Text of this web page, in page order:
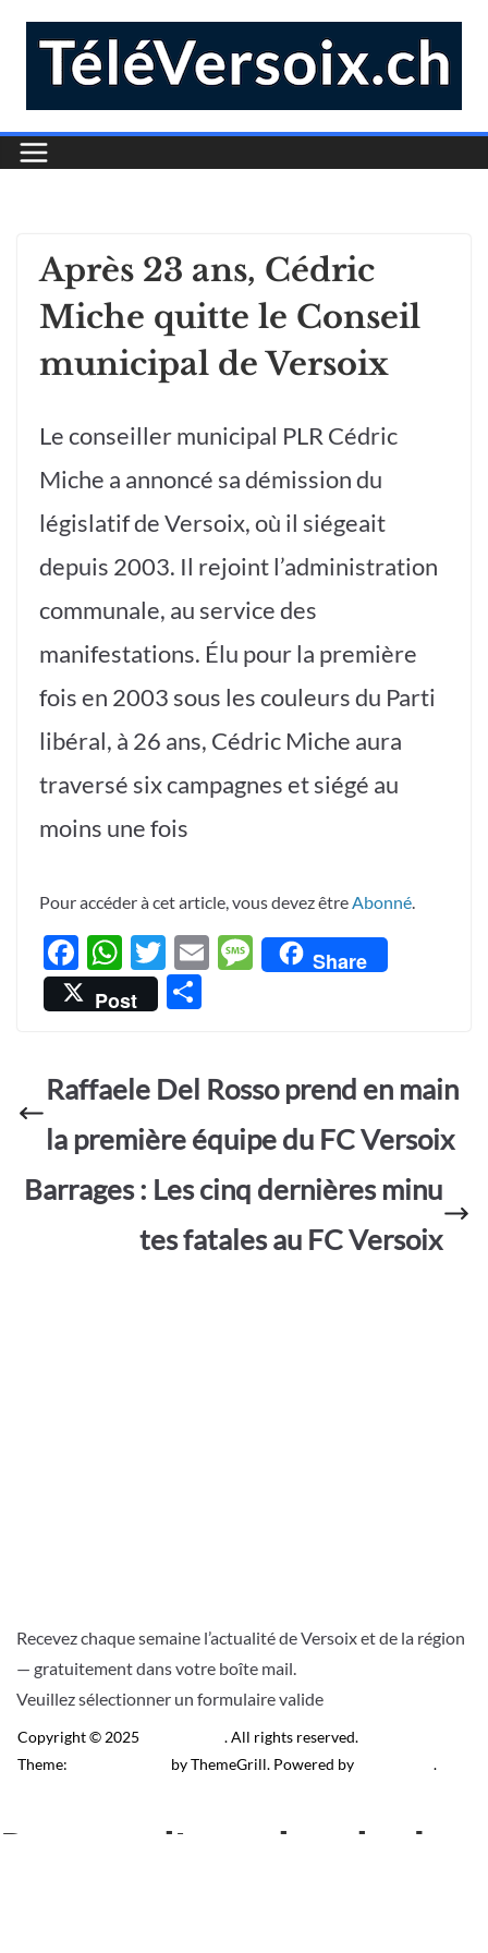
Après 23 ans, Cédric
Miche quitte le Conseil
municipal de Versoix
Le conseiller municipal PLR Cédric
Miche a annoncé sa démission du
législatif de Versoix, où il siégeait
depuis 2003. Il rejoint l’administration
communale, au service des
manifestations. Élu pour la première
fois en 2003 sous les couleurs du Parti
libéral, à 26 ans, Cédric Miche aura
traversé six campagnes et siégé au
moins une fois
Pour accéder à cet article, vous devez être Abonné
F
ac
e
o
o
k
W
h
at
A
p
p
T
w
itt
E
M
es
e
Share
Post
g
er
Raffaele Del Rosso prend en main
la première équipe du FC Versoix
Barrages : Les cinq dernières minu
tes fatales au FC Versoix
Recevez chaque semaine l’actualité de Versoix et de la région
— gratuitement dans votre boîte mail.
Veuillez sélectionner un formulaire valide
Copyright © 2025
. All rights reserved.
Theme:
by ThemeGrill. Powered by .
Recevez l’actu locale de